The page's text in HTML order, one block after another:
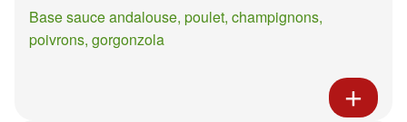
Base sauce andalouse, poulet, champignons,
poivrons, gorgonzola